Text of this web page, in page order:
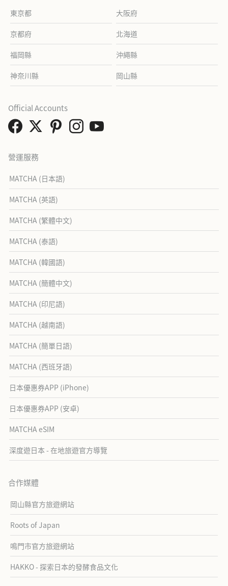
東京都 大阪府
京都府 北海道
福岡縣 沖繩縣
神奈川縣 岡山縣
營運服務
MATCHA (日本語)
MATCHA (英語)
MATCHA (繁體中文)
MATCHA (泰語)
MATCHA (韓國語)
MATCHA (簡體中文)
MATCHA (印尼語)
MATCHA (越南語)
MATCHA (簡單日語)
MATCHA (西班牙語)
日本優惠券APP (iPhone)
日本優惠券APP (安卓)
MATCHA eSIM
深度遊日本 - 在地旅遊官方導覽
合作媒體
岡山縣官方旅遊網站
Roots of Japan
鳴門市官方旅遊網站
HAKKO - 探索日本的發酵食品文化
Official Accounts